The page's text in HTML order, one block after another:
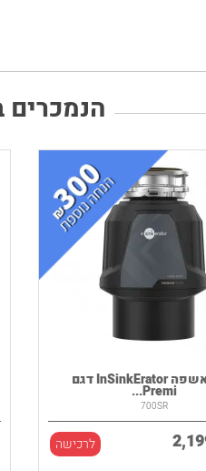
הנמכרים
טוחן אשפה InSinkErator דגם
Premi...
700SR
לרכישה